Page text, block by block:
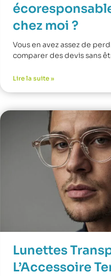
chez moi ?
Vous en avez assez de
comparer des devis sans
Lire la suite »
Lunettes
L’Accessoire